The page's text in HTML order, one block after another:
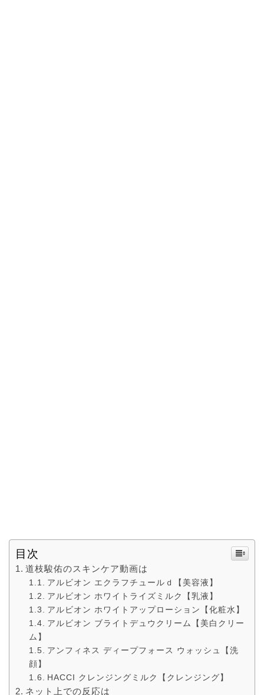
目次
道枝駿佑のスキンケア動画は
アルビオン エクラフチュールｄ【美容液】
アルビオン ホワイトライズミルク【乳液】
アルビオン ホワイトアップローション【化粧水】
アルビオン ブライトデュウクリーム【美白クリー
ム】
アンフィネス ディープフォース ウォッシュ【洗
顔】
HACCI クレンジングミルク【クレンジング】
ネット上での反応は